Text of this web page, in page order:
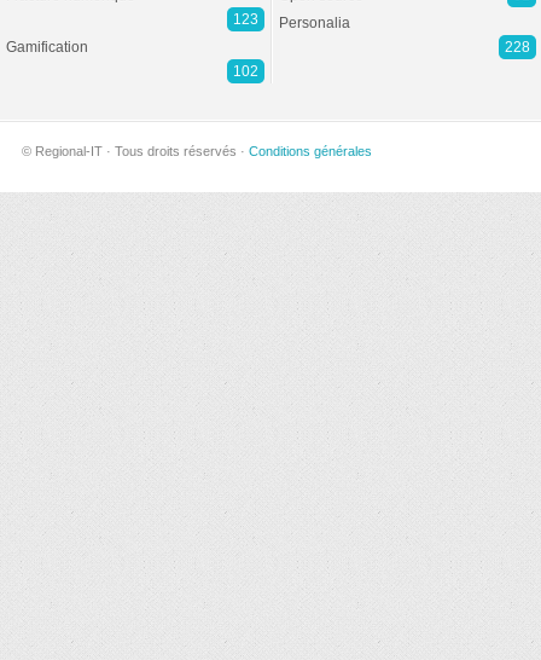
123
Gamification
102
Personalia
228
© Regional-IT · Tous droits réservés · Conditions générales